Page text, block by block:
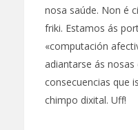
nosa saúde. Non é
friki. Estamos ás
«computación
adiantarse ás
consecuencias que
chimpo dixital. Uff!